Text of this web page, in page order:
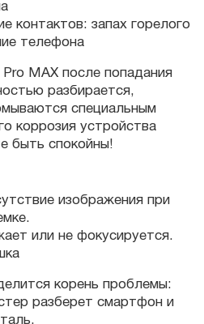
контактов: запах горелого
телефона
MAX после попадания
разбирается,
специальным
коррозия устройства
быть спокойны!
изображения при
или не фокусируется.
корень проблемы:
разберет смартфон и